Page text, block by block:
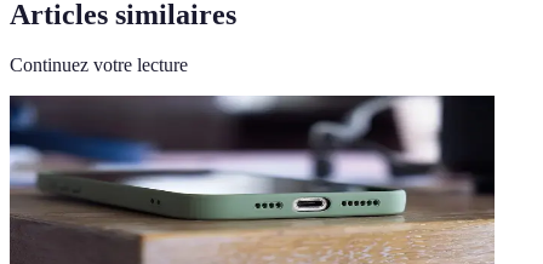
Articles similaires
Continuez votre lecture